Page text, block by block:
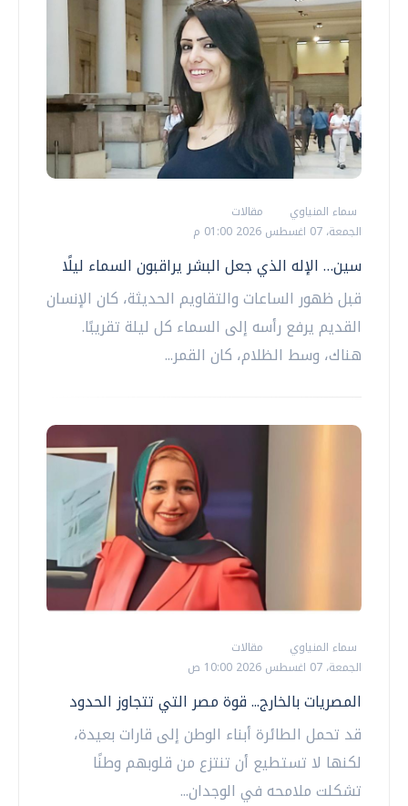
سماء المنياوي
مقالات
الجمعة، 07 اغسطس 2026 01:00 م
سين… الإله الذي جعل البشر يراقبون السماء ليلًا
قبل ظهور الساعات والتقاويم الحديثة، كان الإنسان
القديم يرفع رأسه إلى السماء كل ليلة تقريبًا.
هناك، وسط الظلام، كان القمر...
سماء المنياوي
مقالات
الجمعة، 07 اغسطس 2026 10:00 ص
المصريات بالخارج... قوة مصر التي تتجاوز الحدود
قد تحمل الطائرة أبناء الوطن إلى قارات بعيدة،
لكنها لا تستطيع أن تنتزع من قلوبهم وطنًا
تشكلت ملامحه في الوجدان...